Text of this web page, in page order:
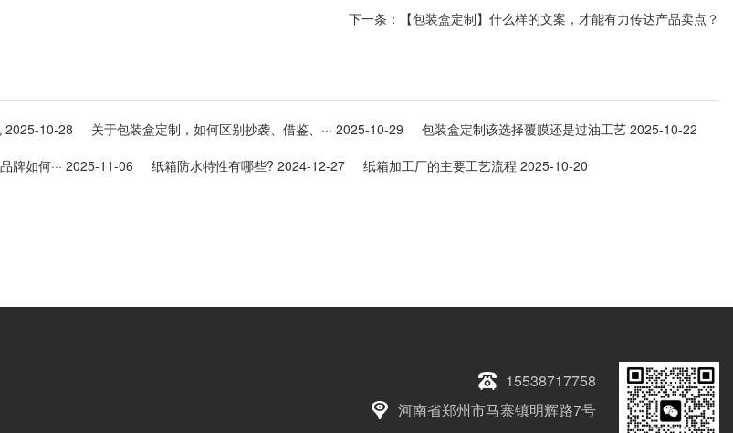
下一条： 【包装盒定制】什么样的文案，才能有力传达产品卖点？
2025-10-28 关于包装盒定制，如何区别抄袭、借鉴、··· 2025-10-29 包装盒定制该选择覆膜还是过油工艺 2025-10-22
牌如何··· 2025-11-06 纸箱防水特性有哪些? 2024-12-27 纸箱加工厂的主要工艺流程 2025-10-20
15538717758
河南省郑州市马寨镇明辉路7号